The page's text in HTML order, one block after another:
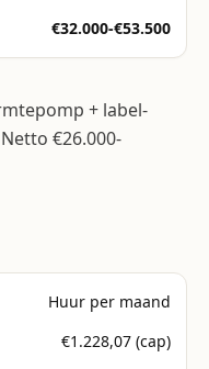
€32.000-€53.500
+ label-
€26.000-
Huur per maand
€1.228,07 (cap)